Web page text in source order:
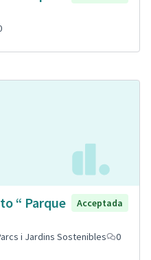
“ Parque
Acceptada
i Jardins Sostenibles
0